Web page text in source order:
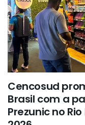
Cencosud
Brasil com a
Prezunic no